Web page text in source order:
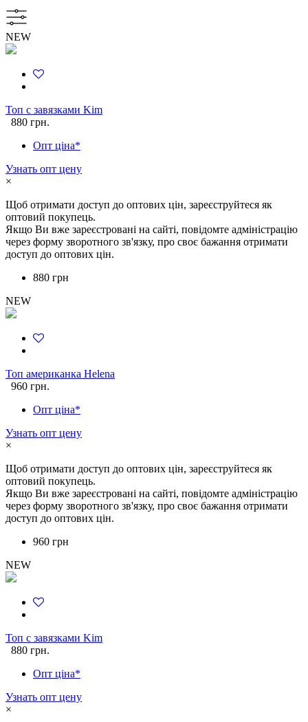
NEW
Топ с завязками Kim
880 грн.
Опт ціна*
Узнать опт цену
×
Щоб отримати доступ до оптових цін, зареєструйтеся як
оптовий покупець.
Якщо Ви вже зареєстровані на сайті, повідомте адміністрацію
через форму зворотного зв'язку, про своє бажання отримати
доступ до оптових цін.
880 грн
NEW
Топ американка Helena
960 грн.
Опт ціна*
Узнать опт цену
×
Щоб отримати доступ до оптових цін, зареєструйтеся як
оптовий покупець.
Якщо Ви вже зареєстровані на сайті, повідомте адміністрацію
через форму зворотного зв'язку, про своє бажання отримати
доступ до оптових цін.
960 грн
NEW
Топ с завязками Kim
880 грн.
Опт ціна*
Узнать опт цену
×